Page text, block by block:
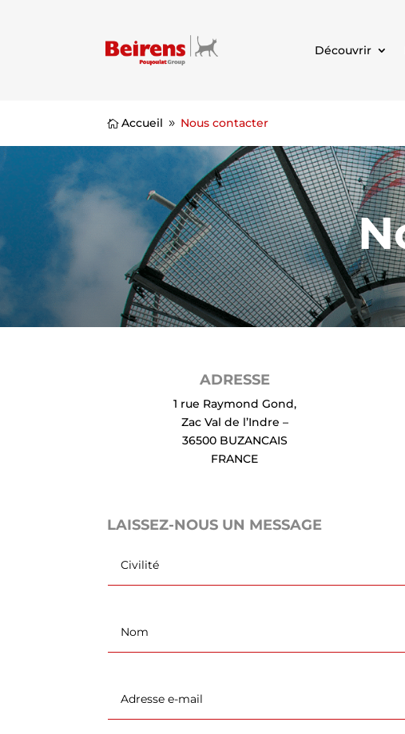
Découvrir
 Accueil 9 Nous contacter
ADRESSE
1 rue Raymond Gond,
Zac Val de l’Indre –
36500 BUZANCAIS
FRANCE
LAISSEZ-NOUS UN MESSAGE